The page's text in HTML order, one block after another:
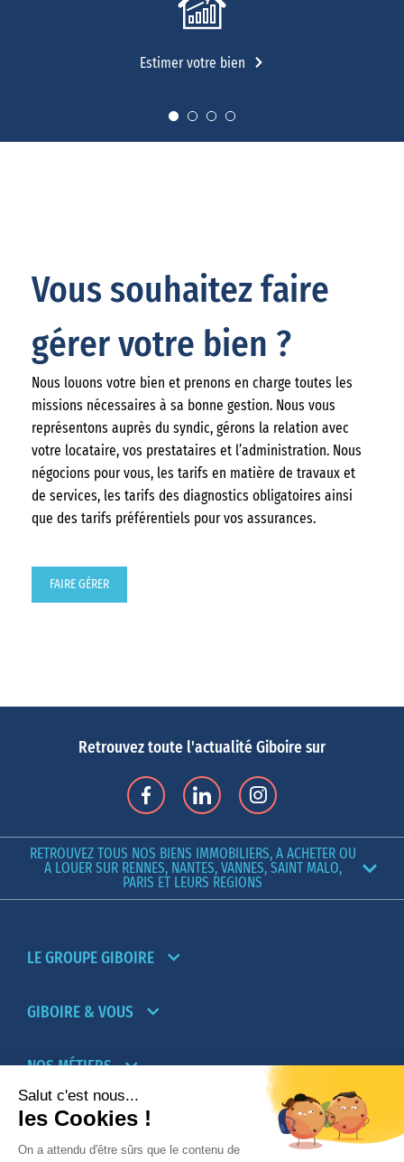
Estimer votre bien
Vous souhaitez faire
gérer votre bien ?
Nous louons votre bien et prenons en charge toutes les
missions nécessaires à sa bonne gestion. Nous vous
représentons auprès du syndic, gérons la relation avec
votre locataire, vos prestataires et l’administration. Nous
négocions pour vous, les tarifs en matière de travaux et
de services, les tarifs des diagnostics obligatoires ainsi
que des tarifs préférentiels pour vos assurances.
FAIRE GÉRER
Retrouvez toute l'actualité Giboire sur
RETROUVEZ TOUS NOS BIENS IMMOBILIERS, A ACHETER OU
A LOUER SUR RENNES, NANTES, VANNES, SAINT MALO,
PARIS ET LEURS REGIONS
LE GROUPE GIBOIRE
GIBOIRE & VOUS
NOS MÉTIERS
PARTENAIRES